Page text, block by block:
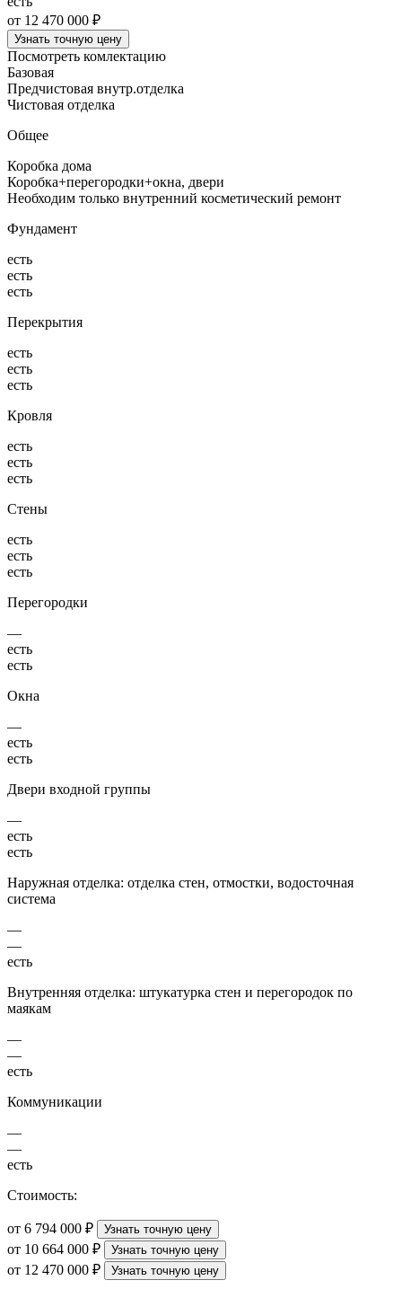
от 12 470 000 ₽
Узнать точную цену
Посмотреть комлектацию
Базовая
Предчистовая внутр.отделка
Чистовая отделка
Общее
Коробка дома
Коробка+перегородки+окна, двери
Необходим только внутренний косметический ремонт
Фундамент
есть
есть
есть
Перекрытия
есть
есть
есть
Кровля
есть
есть
есть
Стены
есть
есть
есть
Перегородки
—
есть
есть
Окна
—
есть
есть
Двери входной группы
—
есть
есть
Наружная отделка: отделка стен, отмостки, водосточная
система
—
—
есть
Внутренняя отделка: штукатурка стен и перегородок по
маякам
—
—
есть
Коммуникации
—
—
есть
Стоимость:
от 6 794 000 ₽ Узнать точную цену
от 10 664 000 ₽ Узнать точную цену
от 12 470 000 ₽ Узнать точную цену